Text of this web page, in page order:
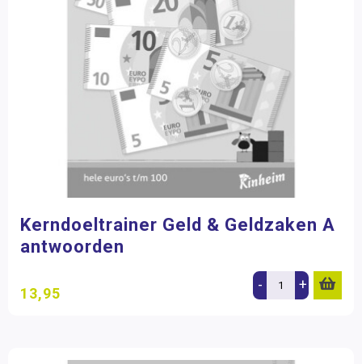
Kerndoeltrainer Geld & Geldzaken A
antwoorden
13,95 - +